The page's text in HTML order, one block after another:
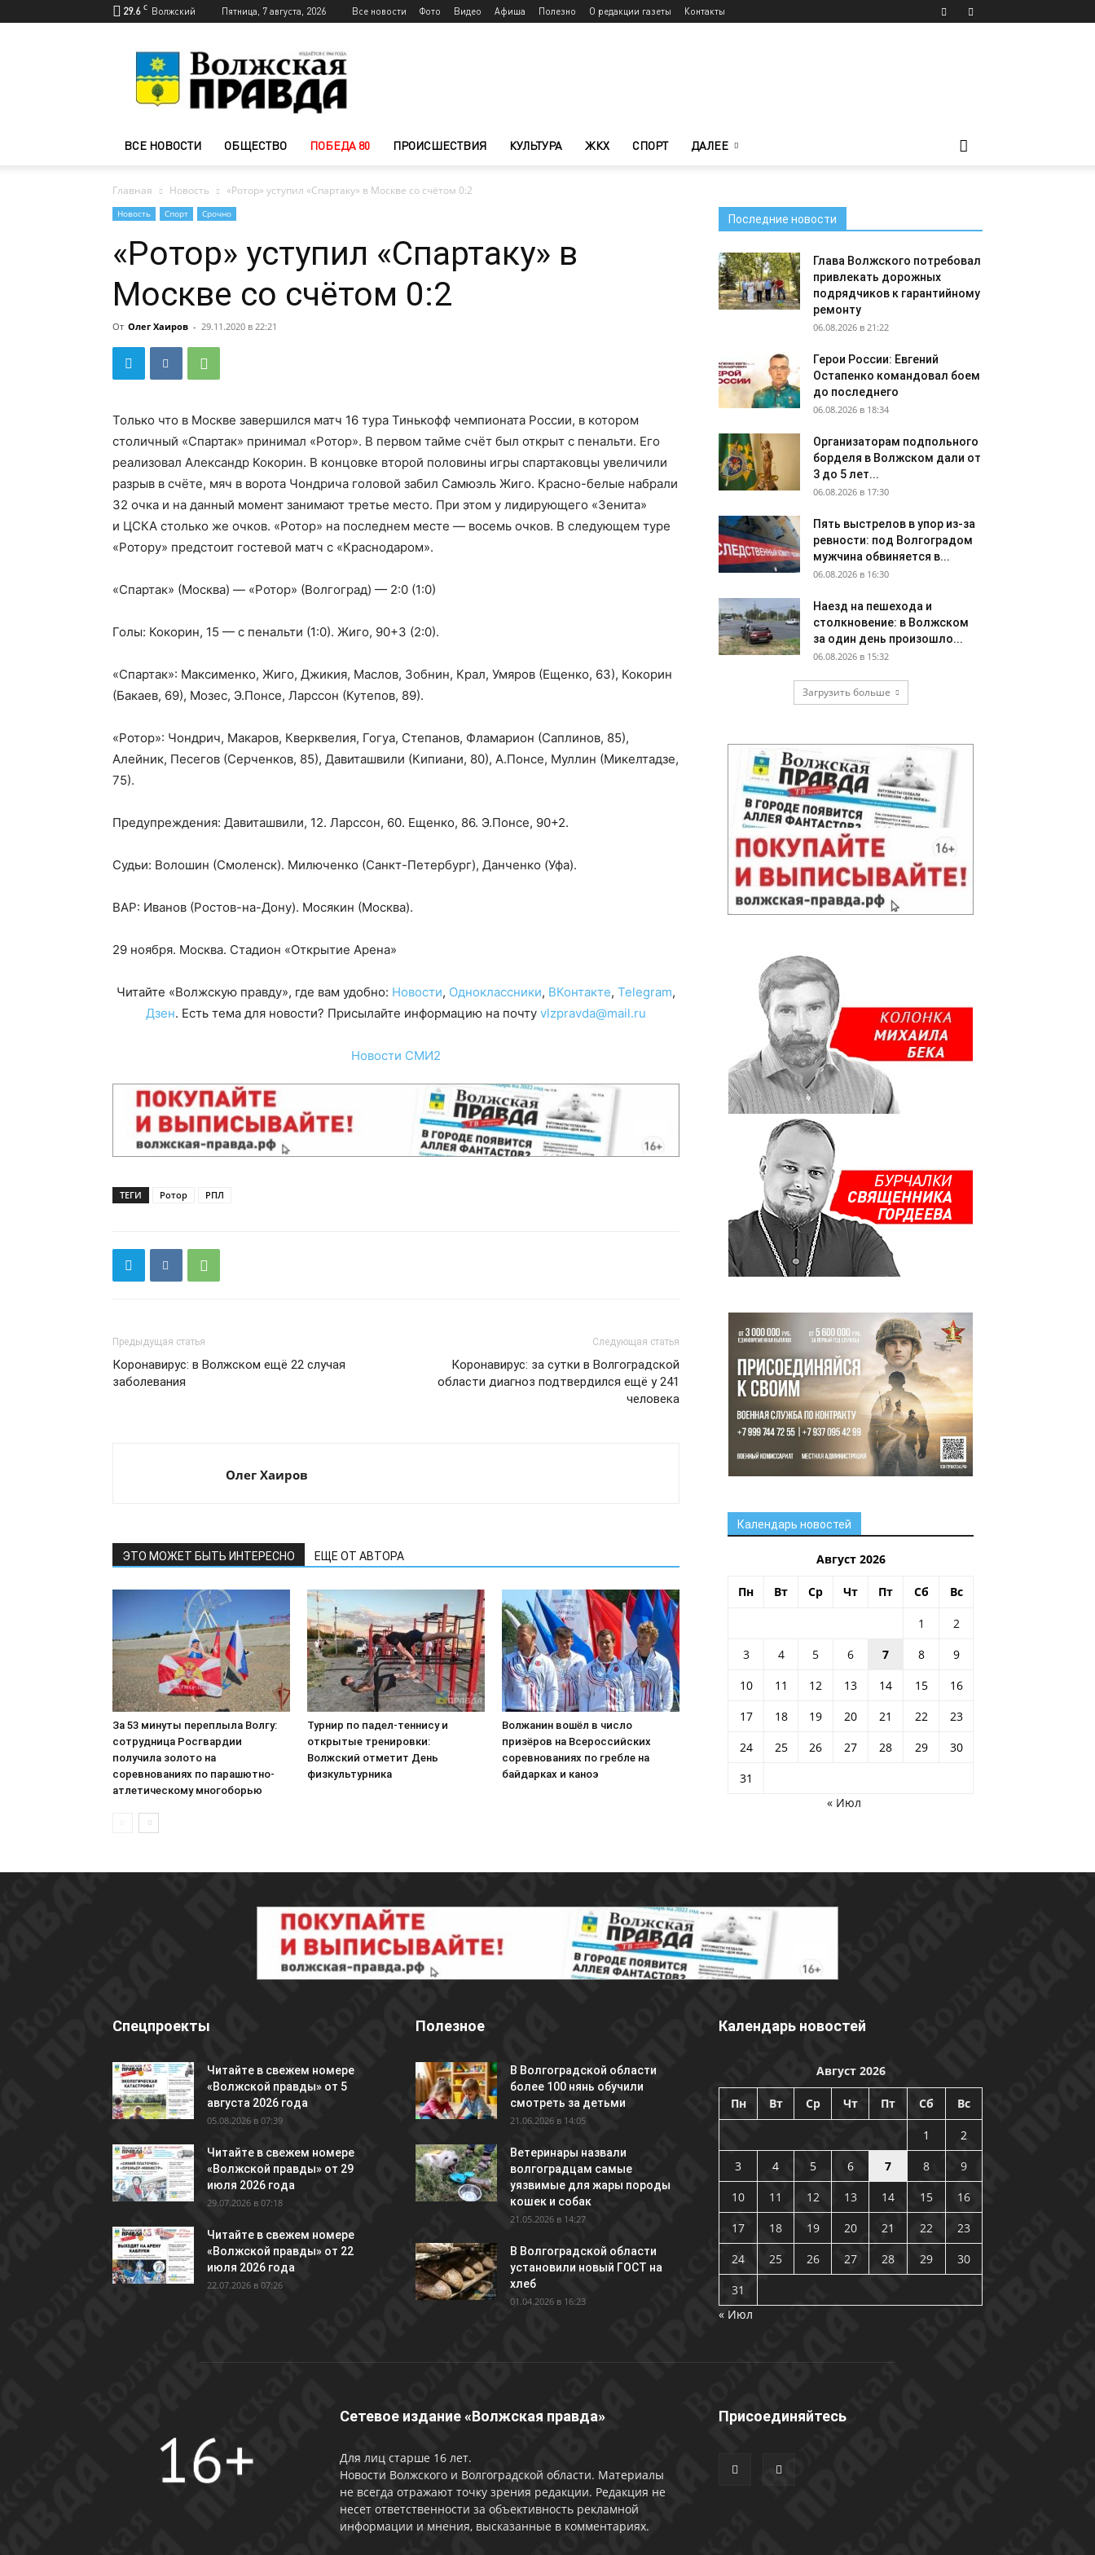
29.6 C Волжский Пятница, 7 августа, 2026 Все новости Фото Видео Афиша Полезно О редакции газеты Контакты
Волжского
—
Волжская
ВСЕ НОВОСТИ ОБЩЕСТВО ПОБЕДА 80 ПРОИСШЕСТВИЯ КУЛЬТУРА ЖКХ СПОРТ ДАЛЕЕ
Главная Новость «Ротор» уступил «Спартаку» в Москве со счётом 0:2
Новость Спорт Срочно
«Ротор» уступил «Спартаку» в
Москве со счётом 0:2
От Олег Хаиров - 29.11.2020 в 22:21
Только что в Москве завершился матч 16 тура Тинькофф чемпионата России, в котором
столичный «Спартак» принимал «Ротор». В первом тайме счёт был открыт с пенальти. Его
реализовал Александр Кокорин. В концовке второй половины игры спартаковцы увеличили
разрыв в счёте, мяч в ворота Чондрича головой забил Самюэль Жиго. Красно-белые набрали
32 очка и на данный момент занимают третье место. При этом у лидирующего «Зенита»
и ЦСКА столько же очков. «Ротор» на последнем месте — восемь очков. В следующем туре
«Ротору» предстоит гостевой матч с «Краснодаром».
«Спартак» (Москва) — «Ротор» (Волгоград) — 2:0 (1:0)
Голы: Кокорин, 15 — с пенальти (1:0). Жиго, 90+3 (2:0).
«Спартак»: Максименко, Жиго, Джикия, Маслов, Зобнин, Крал, Умяров (Ещенко, 63), Кокорин
(Бакаев, 69), Мозес, Э.Понсе, Ларссон (Кутепов, 89).
«Ротор»: Чондрич, Макаров, Кверквелия, Гогуа, Степанов, Фламарион (Саплинов, 85),
Алейник, Песегов (Серченков, 85), Давиташвили (Кипиани, 80), А.Понсе, Муллин (Микелтадзе,
75).
Предупреждения: Давиташвили, 12. Ларссон, 60. Ещенко, 86. Э.Понсе, 90+2.
Судьи: Волошин (Смоленск). Милюченко (Санкт-Петербург), Данченко (Уфа).
ВАР: Иванов (Ростов-на-Дону). Мосякин (Москва).
29 ноября. Москва. Стадион «Открытие Арена»
Читайте «Волжскую правду», где вам удобно: Новости, Одноклассники, ВКонтакте, Telegram,
Дзен. Есть тема для новости? Присылайте информацию на почту vlzpravda@mail.ru
Новости СМИ2
ТЕГИ Ротор РПЛ
Предыдущая статья
Коронавирус: в Волжском ещё 22 случая
заболевания
Следующая статья
Коронавирус: за сутки в Волгоградской
области диагноз подтвердился ещё у 241
человека
Олег Хаиров
ЭТО МОЖЕТ БЫТЬ ИНТЕРЕСНО ЕЩЕ ОТ АВТОРА
За 53 минуты переплыла Волгу:
сотрудница Росгвардии
получила золото на
соревнованиях по парашютно-
атлетическому многоборью
Турнир по падел-теннису и
открытые тренировки:
Волжский отметит День
физкультурника
Волжанин вошёл в число
призёров на Всероссийских
соревнованиях по гребле на
байдарках и каноэ
Последние новости
Глава Волжского потребовал
привлекать дорожных
подрядчиков к гарантийному
ремонту
06.08.2026 в 21:22
Герои России: Евгений
Остапенко командовал боем
до последнего
06.08.2026 в 18:34
Организаторам подпольного
борделя в Волжском дали от
3 до 5 лет...
06.08.2026 в 17:30
Пять выстрелов в упор из-за
ревности: под Волгоградом
мужчина обвиняется в...
06.08.2026 в 16:30
Наезд на пешехода и
столкновение: в Волжском
за один день произошло...
06.08.2026 в 15:32
Загрузить больше
Календарь новостей
Август 2026
Пн Вт Ср Чт Пт Сб Вс
1
2
3
4 5 6 7 8
9
10
11 12 13 14 15
16
17
18 19 20 21 22
23
24
25 26 27 28 29
30
31
« Июл
Спецпроекты
Читайте в свежем номере
«Волжской правды» от 5
августа 2026 года
05.08.2026 в 07:39
Читайте в свежем номере
«Волжской правды» от 29
июля 2026 года
29.07.2026 в 07:18
Читайте в свежем номере
«Волжской правды» от 22
июля 2026 года
22.07.2026 в 07:26
Полезное
В Волгоградской области
более 100 нянь обучили
смотреть за детьми
21.06.2026 в 14:05
Ветеринары назвали
волгоградцам самые
уязвимые для жары породы
кошек и собак
21.05.2026 в 14:27
В Волгоградской области
установили новый ГОСТ на
хлеб
01.04.2026 в 16:23
Календарь новостей
Август 2026
Пн Вт Ср Чт Пт Сб Вс
1
2
3
4 5 6 7 8
9
10
11 12 13 14 15
16
17
18 19 20 21 22
23
24
25 26 27 28 29
30
31
« Июл
Сетевое издание «Волжская правда»
Для лиц старше 16 лет.
Новости Волжского и Волгоградской области. Материалы
не всегда отражают точку зрения редакции. Редакция не
несет ответственности за объективность рекламной
информации и мнения, высказанные в комментариях.
Присоединяйтесь